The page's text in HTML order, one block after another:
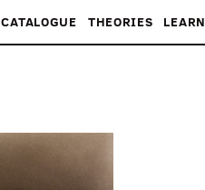
CATALOGUE THEORIES LEARN